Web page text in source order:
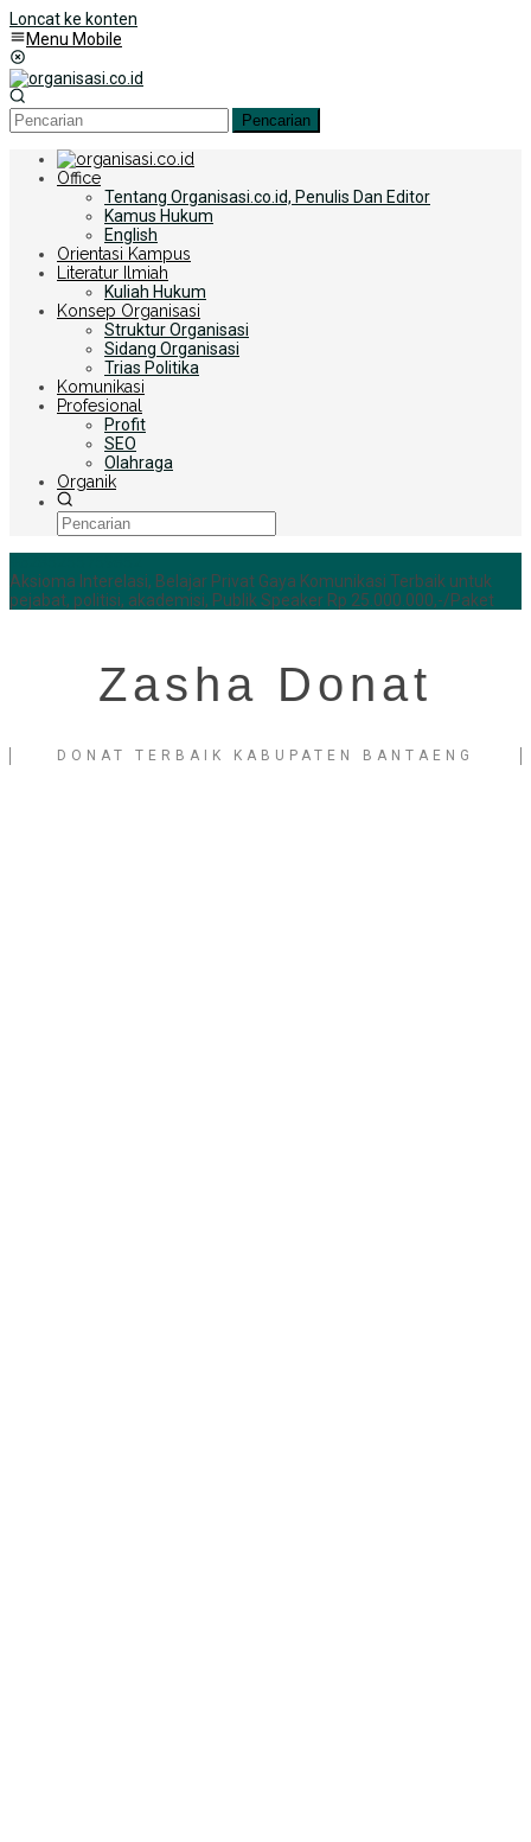
Loncat ke konten
Menu Mobile
Pencarian
Office
Tentang Organisasi.co.id, Penulis Dan Editor
Kamus Hukum
English
Orientasi Kampus
Literatur Ilmiah
Kuliah Hukum
Konsep Organisasi
Struktur Organisasi
Sidang Organisasi
Trias Politika
Komunikasi
Profesional
Profit
SEO
Olahraga
Organik
Aksioma Interelasi, Belajar Privat Gaya Komunikasi Terbaik untuk
pejabat, politisi, akademisi, Publik Speaker Rp 25.000.000,-/Paket
Zasha Donat
DONAT TERBAIK KABUPATEN BANTAENG